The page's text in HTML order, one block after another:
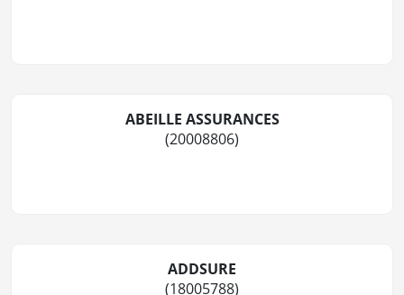
ABEILLE ASSURANCES
(20008806)
ADDSURE
(18005788)